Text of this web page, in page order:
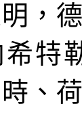
，
特
、